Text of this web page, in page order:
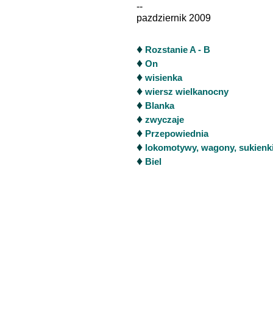
--
pazdziernik 2009
♦ Rozstanie A - B
♦ On
♦ wisienka
♦ wiersz wielkanocny
♦ Blanka
♦ zwyczaje
♦ Przepowiednia
♦ lokomotywy, wagony,
♦ Biel